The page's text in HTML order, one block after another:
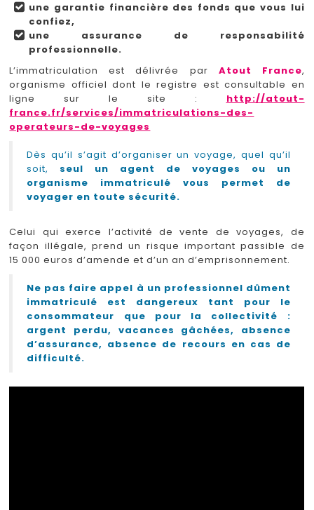
une garantie financière des fonds que vous lui
confiez,
une assurance de responsabilité
professionnelle.
L’immatriculation est délivrée par Atout France,
organisme officiel dont le registre est consultable en
ligne sur le site : http://atout-
france.fr/services/immatriculations-des-
operateurs-de-voyages
Dès qu’il s’agit d’organiser un voyage, quel qu’il
soit, seul un agent de voyages ou un
organisme immatriculé vous permet de
voyager en toute sécurité.
Celui qui exerce l’activité de vente de voyages, de
façon illégale, prend un risque important passible de
15 000 euros d’amende et d’un an d’emprisonnement.
Ne pas faire appel à un professionnel dûment
immatriculé est dangereux tant pour le
consommateur que pour la collectivité :
argent perdu, vacances gâchées, absence
d’assurance, absence de recours en cas de
difficulté.